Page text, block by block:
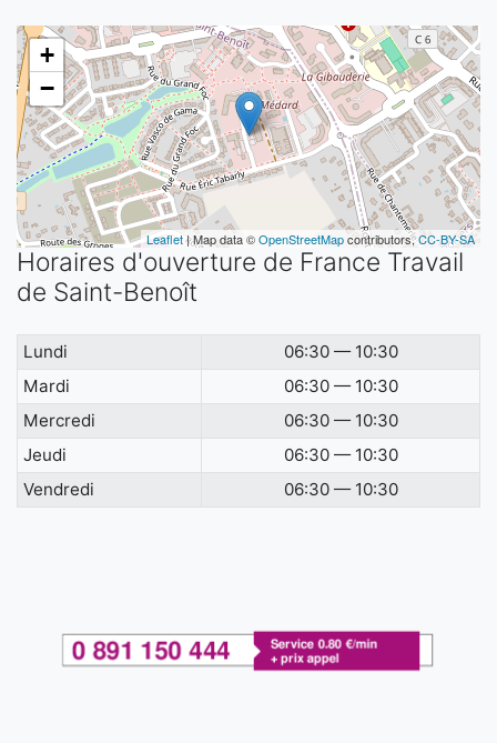
+
−
Leaflet| Map data ©OpenStreetMapcontributors,CC-BY-SA
Horaires d'ouverture de France Travail
de Saint-Benoît
Lundi
06:30 — 10:30
Mardi
06:30 — 10:30
Mercredi
06:30 — 10:30
Jeudi
06:30 — 10:30
Vendredi
06:30 — 10:30